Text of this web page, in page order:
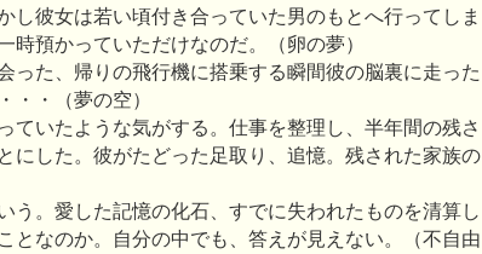
し彼女は若い頃付き合っていた男のもとへ行ってしま
時預かっていただけなのだ。（卵の夢）
った、帰りの飛行機に搭乗する瞬間彼の脳裏に走った
・・（夢の空）
ていたような気がする。仕事を整理し、半年間の残さ
にした。彼がたどった足取り、追憶。残された家族の
う。愛した記憶の化石、すでに失われたものを清算し
となのか。自分の中でも、答えが見えない。（不自由